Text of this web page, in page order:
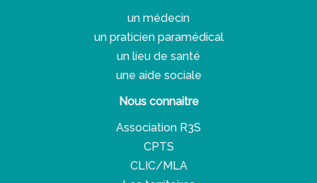
un médecin
un praticien paramédical
un lieu de santé
une aide sociale
Nous connaitre
Association R3S
CPTS
CLIC/MLA